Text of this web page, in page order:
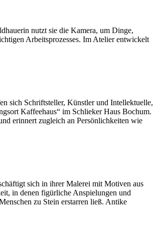
nutzt sie die Kamera, um Dinge,
Arbeitsprozesses. Im Atelier entwickelt
sich Schriftsteller, Künstler und Intellektuelle,
Kaffeehaus“ im Schlieker Haus Bochum.
erinnert zugleich an Persönlichkeiten wie
sich in ihrer Malerei mit Motiven aus
in denen figürliche Anspielungen und
zu Stein erstarren ließ. Antike